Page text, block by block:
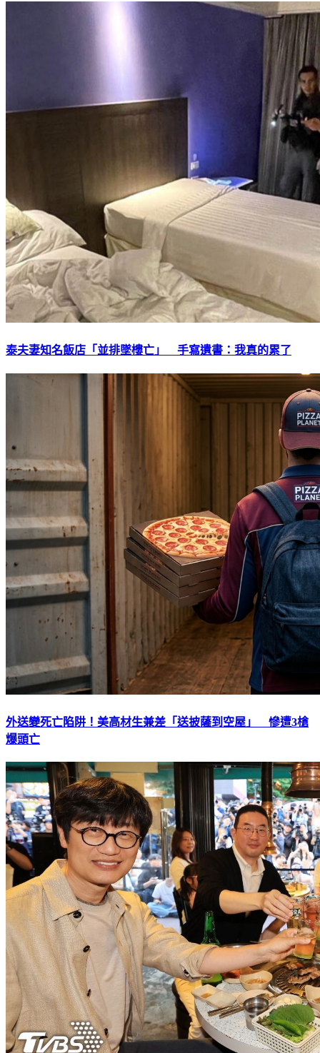
泰夫妻知名飯店「並排墜樓亡」 手寫遺書：我真的累了
外送變死亡陷阱！美高材生兼差「送披薩到空屋」 慘遭3槍
爆頭亡